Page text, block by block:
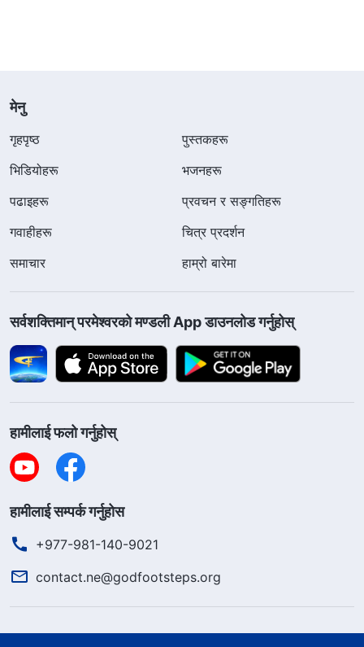
मेनु
गृहपृष्ठ
पुस्तकहरू
भिडियोहरू
भजनहरू
पढाइहरू
प्रवचन र सङ्गतिहरू
गवाहीहरू
चित्र प्रदर्शन
समाचार
हाम्रो बारेमा
सर्वशक्तिमान्‌ परमेश्‍वरको मण्डली App डाउनलोड गर्नुहोस्
हामीलाई फलो गर्नुहोस्
हामीलाई सम्पर्क गर्नुहोस
+977-981-140-9021
contact.ne@godfootsteps.org